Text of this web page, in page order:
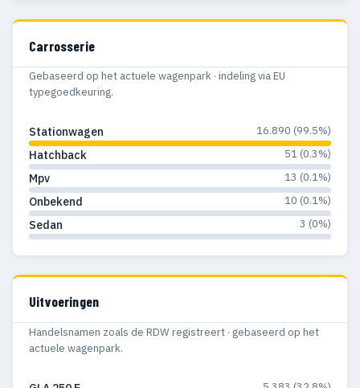
Carrosserie
Gebaseerd op het actuele wagenpark · indeling via EU
typegoedkeuring.
Stationwagen 16.890 (99.5%)
Hatchback 51 (0.3%)
Mpv 13 (0.1%)
Onbekend 10 (0.1%)
Sedan 3 (0%)
Uitvoeringen
Handelsnamen zoals de RDW registreert · gebaseerd op het
actuele wagenpark.